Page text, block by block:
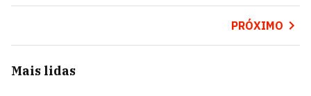
PRÓXIMO
Mais lidas